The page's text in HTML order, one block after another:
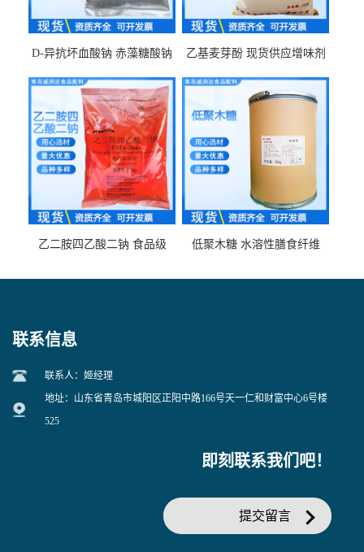
D-异抗坏血酸钠 赤藻糖酸钠
乙基麦芽酚 现货供应增味剂
乙二胺四乙酸二钠 食品级
低聚木糖 水溶性膳食纤维
联系信息
联系人：姬经理
地址：山东省青岛市城阳区正阳中路166号天一仁和财富中心6号楼
525
即刻联系我们吧！
提交留言